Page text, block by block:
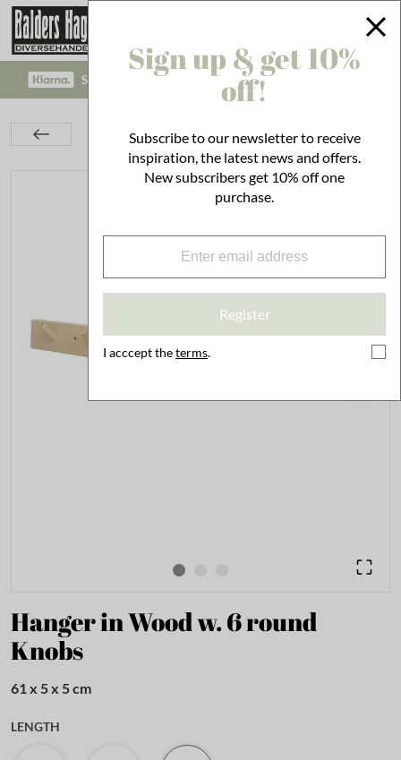
SAFE PAYMENT WITH KLARNA CHECKOUT!
Hanger in Wood w. 6 round Knobs
Hanger in Wood w. 6 round
Knobs
61 x 5 x 5 cm
LENGTH
Sign up & get 10%
off!
Subscribe to our newsletter to receive
inspiration, the latest news and offers.
New subscribers get 10% off one
purchase.
Register
I acccept theterms.